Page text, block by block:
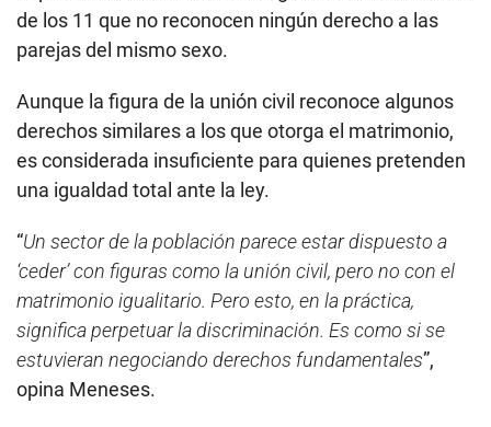
de los 11 que no reconocen ningún derecho a las
parejas del mismo sexo.
Aunque la figura de la unión civil reconoce algunos
derechos similares a los que otorga el matrimonio,
es considerada insuficiente para quienes pretenden
una igualdad total ante la ley.
“Un sector de la población parece estar dispuesto a
‘ceder’ con figuras como la unión civil, pero no con el
matrimonio igualitario. Pero esto, en la práctica,
significa perpetuar la discriminación. Es como si se
estuvieran negociando derechos fundamentales”,
opina Meneses.